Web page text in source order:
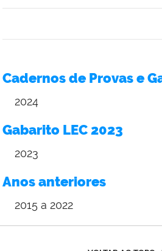
Cadernos de Provas e
2024
Gabarito LEC 2023
2023
Anos anteriores
2015 a 2022